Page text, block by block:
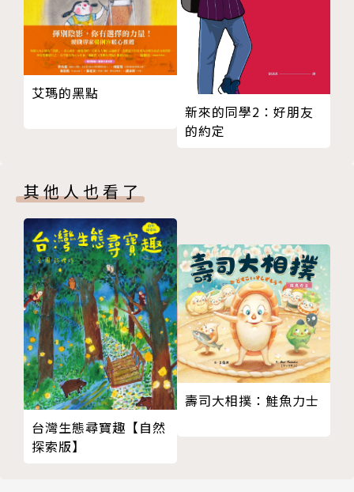
◎本系列共3冊
奇想三十六計1：調虎離山神救援
奇想三十六計2：隔岸觀火扯後腿
奇想三十六計3：金蟬脫殼逆轉勝
◎教育議題分類：品德、生涯規劃、多元文化
活動、生活科技
【奇想經典文學】系列介紹
比真實更超現實，比幻想更不可思議，
以奇想創意新解，帶你讀懂經典文學！
【奇想三國】（共4冊）
奇想三國1：九命喜鵲救曹操
奇想三國2：萬靈神獸護劉備
奇想三國3：影不離燈照孔明
奇想三國4：少年魚郎助孫權
艾瑪的黑點
新來的同學2：好朋友
的約定
其他人也看了
台灣生態尋寶趣【自然
探索版】
壽司大相撲：鮭魚力士